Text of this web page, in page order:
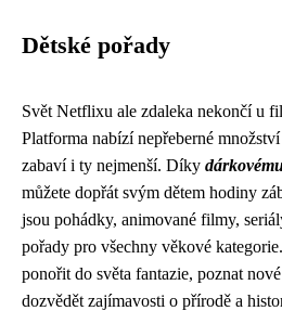
Dětské pořady
Svět Netflixu ale zdaleka nekončí u
Platforma nabízí nepřeberné množství
zabaví i ty nejmenší. Díky
můžete dopřát svým dětem hodiny
jsou pohádky, animované filmy,
pořady pro všechny věkové
ponořit do světa fantazie, poznat
dozvědět zajímavosti o přírodě a